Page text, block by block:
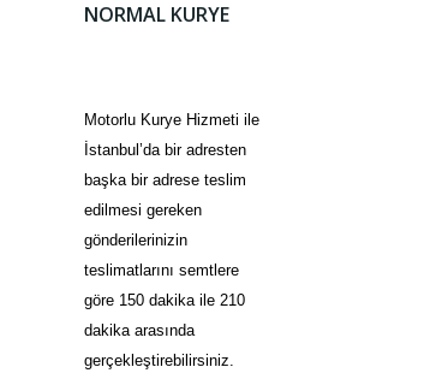
NORMAL KURYE
Motorlu Kurye Hizmeti ile
İstanbul’da bir adresten
başka bir adrese teslim
edilmesi gereken
gönderilerinizin
teslimatlarını semtlere
göre 150 dakika ile 210
dakika arasında
gerçekleştirebilirsiniz.